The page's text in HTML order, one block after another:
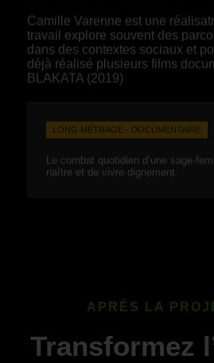
Camille Varenne est une
travail explore souvent des
dans des contextes sociaux et
déjà réalisé plusieurs films
BLAKATA (2019)
LONG MÉTRAGE - DOCUMENTAIRE
Le combat quotidien d’une sage-
naître et de vivre dignement.
APRÈS LA
Transformez